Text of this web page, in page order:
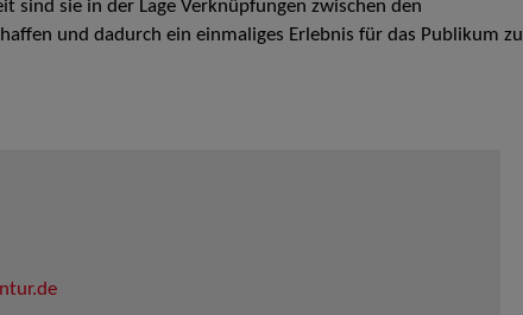
sind sie in der Lage Verknüpfungen zwischen den
und dadurch ein einmaliges Erlebnis für das Publikum zu